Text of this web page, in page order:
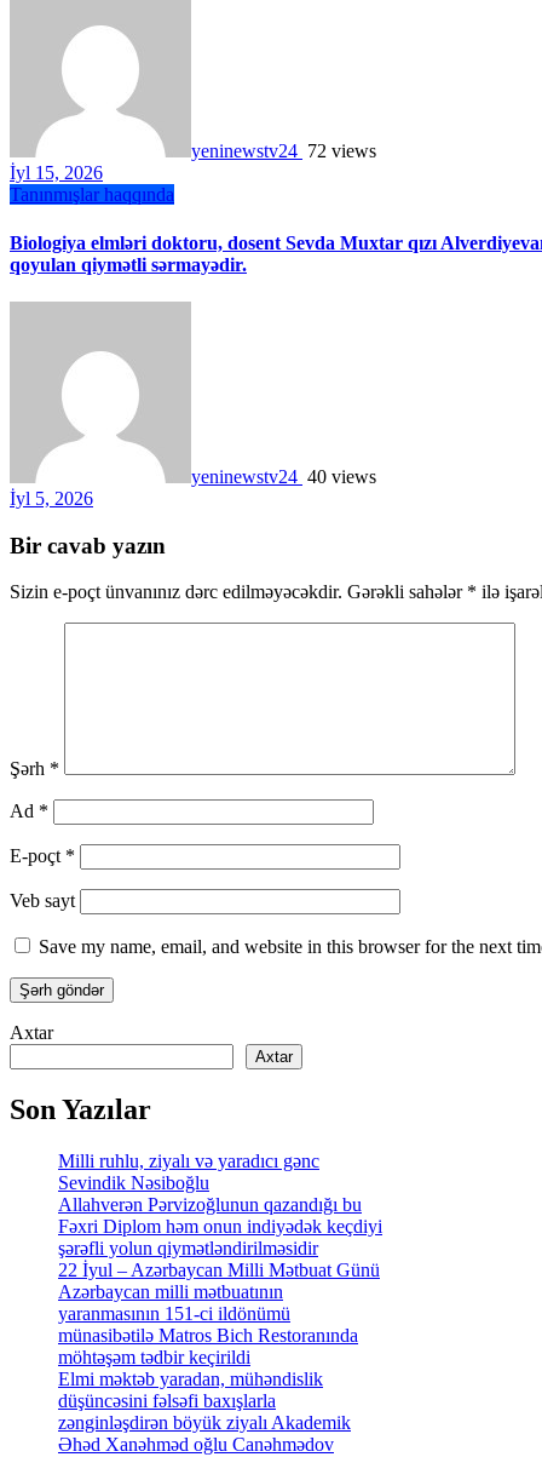
yeninewstv24 72 views
İyl 15, 2026
Tanınmışlar haqqında
Biologiya elmləri doktoru, dosent Sevda Muxtar qızı
qoyulan qiymətli sərmayədir.
yeninewstv24 40 views
İyl 5, 2026
Bir cavab yazın
Sizin e-poçt ünvanınız dərc edilməyəcəkdir. Gərəkli sahələr * ilə
Şərh *
Ad *
E-poçt *
Veb sayt
Save my name, email, and website in this browser for the next
Axtar
Axtar
Son Yazılar
Milli ruhlu, ziyalı və yaradıcı gənc
Sevindik Nəsiboğlu
Allahverən Pərvizoğlunun qazandığı bu
Fəxri Diplom həm onun indiyədək keçdiyi
şərəfli yolun qiymətləndirilməsidir
22 İyul – Azərbaycan Milli Mətbuat Günü
Azərbaycan milli mətbuatının
yaranmasının 151-ci ildönümü
münasibətilə Matros Bich Restoranında
möhtəşəm tədbir keçirildi
Elmi məktəb yaradan, mühəndislik
düşüncəsini fəlsəfi baxışlarla
zənginləşdirən böyük ziyalı Akademik
Əhəd Xanəhməd oğlu Canəhmədov